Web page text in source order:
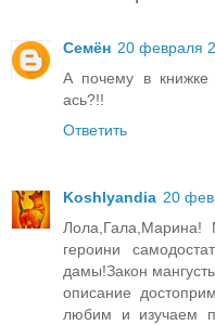
Семён 20 февраля
А почему в книжке
ась?!!
Ответить
Koshlyandia 20
Лола,Гала,Марина!
героини
дамы!Закон
описание
любим и изучаем